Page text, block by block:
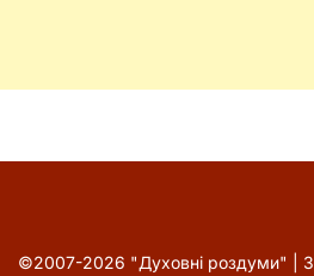
©2007-2026 "Духовні роздуми" |